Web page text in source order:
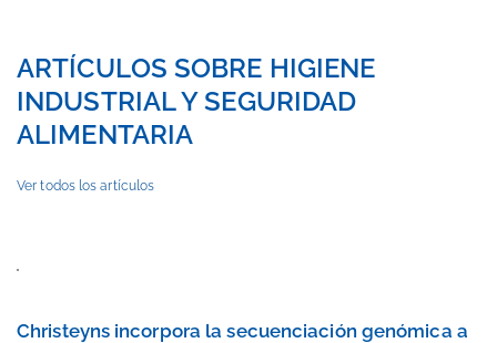
ARTÍCULOS SOBRE HIGIENE
INDUSTRIAL Y SEGURIDAD
ALIMENTARIA
Ver todos los artículos
Christeyns incorpora la secuenciación genómica a